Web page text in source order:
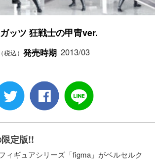
ッツ 狂戦士の甲冑ver.
（税込） 発売時期 2013/03
定版!!
ィギュアシリーズ「figma」がベルセルク